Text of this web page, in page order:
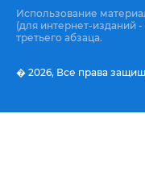
Использование
(для интернет-изданий
третьего абзаца.
� 2026, Все права